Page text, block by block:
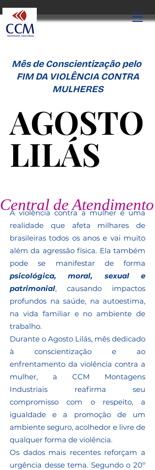
Mês de Conscientização pelo
FIM DA VIOLÊNCIA CONTRA
MULHERES
AGOSTO
LILÁS
AGOSTO
LILÁS
Central de
A violência contra a mulher é uma
realidade que afeta milhares de
brasileiras todos os anos e vai muito
além da agressão física. Ela também
pode se manifestar de forma
psicológica, moral, sexual e
patrimonial, causando impactos
profundos na saúde, na autoestima,
na vida familiar e no ambiente de
trabalho.
Durante o Agosto Lilás, mês dedicado
à conscientização e ao
enfrentamento da violência contra a
mulher, a CCM Montagens
Industriais reafirma seu
compromisso com o respeito, a
igualdade e a promoção de um
ambiente seguro, acolhedor e livre de
qualquer forma de violência.
Os dados mais recentes reforçam a
urgência desse tema. Segundo o 20º